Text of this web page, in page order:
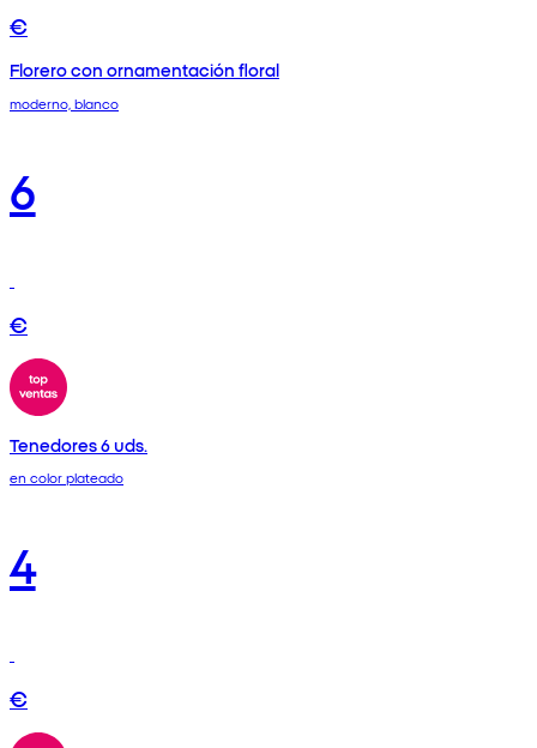
€
Florero con ornamentación floral
moderno, blanco
6
€
Tenedores 6 uds.
en color plateado
4
€